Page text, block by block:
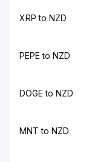
XRP to NZD
PEPE to NZD
DOGE to NZD
MNT to NZD